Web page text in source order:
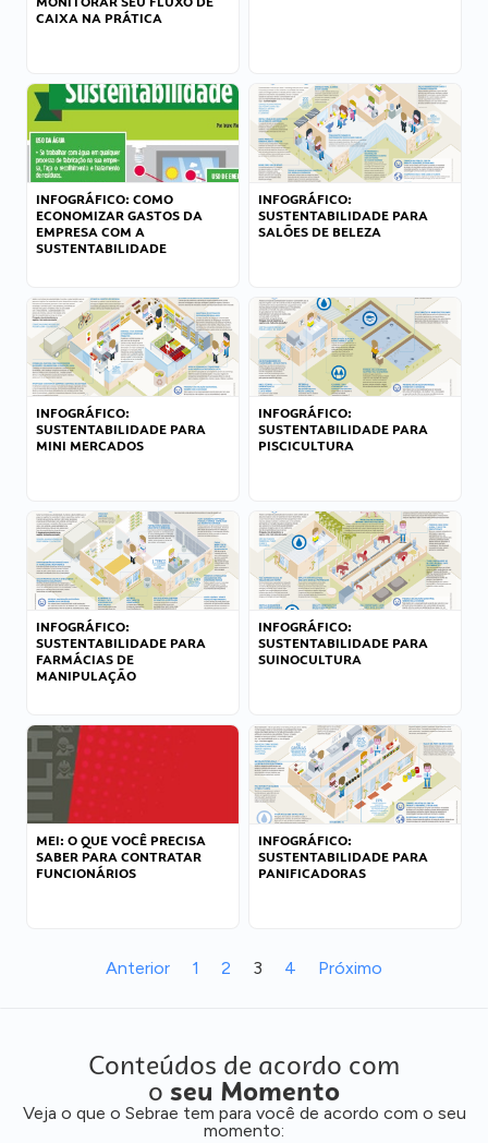
CAIXA NA PRÁTICA
INFOGRÁFICO: COMO
ECONOMIZAR GASTOS DA
EMPRESA COM A
SUSTENTABILIDADE
INFOGRÁFICO:
SUSTENTABILIDADE PARA
SALÕES DE BELEZA
INFOGRÁFICO:
SUSTENTABILIDADE PARA
MINI MERCADOS
INFOGRÁFICO:
SUSTENTABILIDADE PARA
PISCICULTURA
INFOGRÁFICO:
SUSTENTABILIDADE PARA
FARMÁCIAS DE
MANIPULAÇÃO
INFOGRÁFICO:
SUSTENTABILIDADE PARA
SUINOCULTURA
MEI: O QUE VOCÊ PRECISA
SABER PARA CONTRATAR
FUNCIONÁRIOS
INFOGRÁFICO:
SUSTENTABILIDADE PARA
PANIFICADORAS
Anterior 1 2 3 4 Próximo
Conteúdos de acordo com
o seu Momento
Veja o que o Sebrae tem para você de acordo com o seu
momento: